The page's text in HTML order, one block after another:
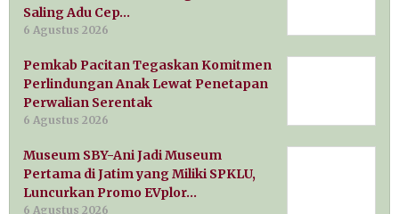
Saling Adu Cep…
6 Agustus 2026
Pemkab Pacitan Tegaskan Komitmen
Perlindungan Anak Lewat Penetapan
Perwalian Serentak
6 Agustus 2026
Museum SBY-Ani Jadi Museum
Pertama di Jatim yang Miliki SPKLU,
Luncurkan Promo EVplor…
6 Agustus 2026